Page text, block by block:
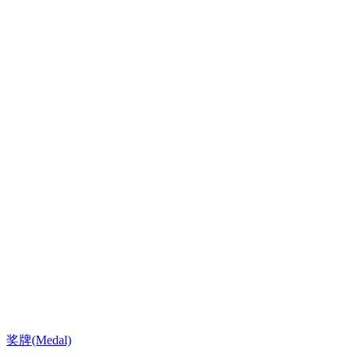
奖牌(Medal)